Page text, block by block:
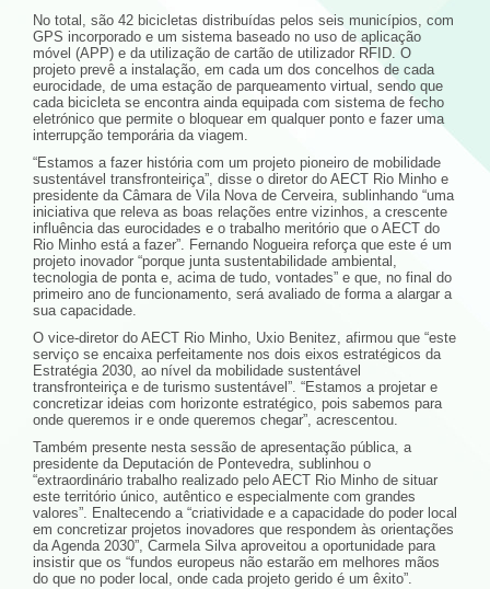
No total, são 42 bicicletas distribuídas pelos seis municípios, com
GPS incorporado e um sistema baseado no uso de aplicação
móvel (APP) e da utilização de cartão de utilizador RFID. O
projeto prevê a instalação, em cada um dos concelhos de cada
eurocidade, de uma estação de parqueamento virtual, sendo que
cada bicicleta se encontra ainda equipada com sistema de fecho
eletrónico que permite o bloquear em qualquer ponto e fazer uma
interrupção temporária da viagem.
“Estamos a fazer história com um projeto pioneiro de mobilidade
sustentável transfronteiriça”, disse o diretor do AECT Rio Minho e
presidente da Câmara de Vila Nova de Cerveira, sublinhando “uma
iniciativa que releva as boas relações entre vizinhos, a crescente
influência das eurocidades e o trabalho meritório que o AECT do
Rio Minho está a fazer”. Fernando Nogueira reforça que este é um
projeto inovador “porque junta sustentabilidade ambiental,
tecnologia de ponta e, acima de tudo, vontades” e que, no final do
primeiro ano de funcionamento, será avaliado de forma a alargar a
sua capacidade.
O vice-diretor do AECT Rio Minho, Uxio Benitez, afirmou que “este
serviço se encaixa perfeitamente nos dois eixos estratégicos da
Estratégia 2030, ao nível da mobilidade sustentável
transfronteiriça e de turismo sustentável”. “Estamos a projetar e
concretizar ideias com horizonte estratégico, pois sabemos para
onde queremos ir e onde queremos chegar”, acrescentou.
Também presente nesta sessão de apresentação pública, a
presidente da Deputación de Pontevedra, sublinhou o
“extraordinário trabalho realizado pelo AECT Rio Minho de situar
este território único, autêntico e especialmente com grandes
valores”. Enaltecendo a “criatividade e a capacidade do poder local
em concretizar projetos inovadores que respondem às orientações
da Agenda 2030”, Carmela Silva aproveitou a oportunidade para
insistir que os “fundos europeus não estarão em melhores mãos
do que no poder local, onde cada projeto gerido é um êxito”.